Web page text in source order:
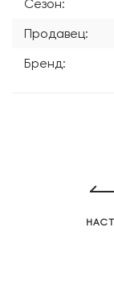
Сезон:
Продавец:
Бренд: